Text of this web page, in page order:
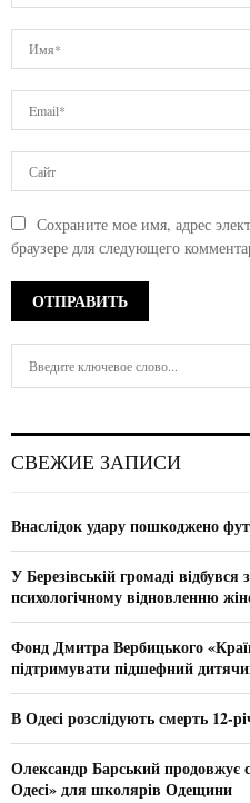
Сохраните мое имя, адрес
браузере для следующего
h
o
:
СВЕЖИЕ ЗАПИСИ
Внаслідок удару пошкоджено
У Березівській громаді
психологічному відновленню
Фонд Дмитра Вербицького
підтримувати підшефний
В Одесі розслідують смерть 12-
Олександр Барський продовжує
Одесі» для школярів Одещини